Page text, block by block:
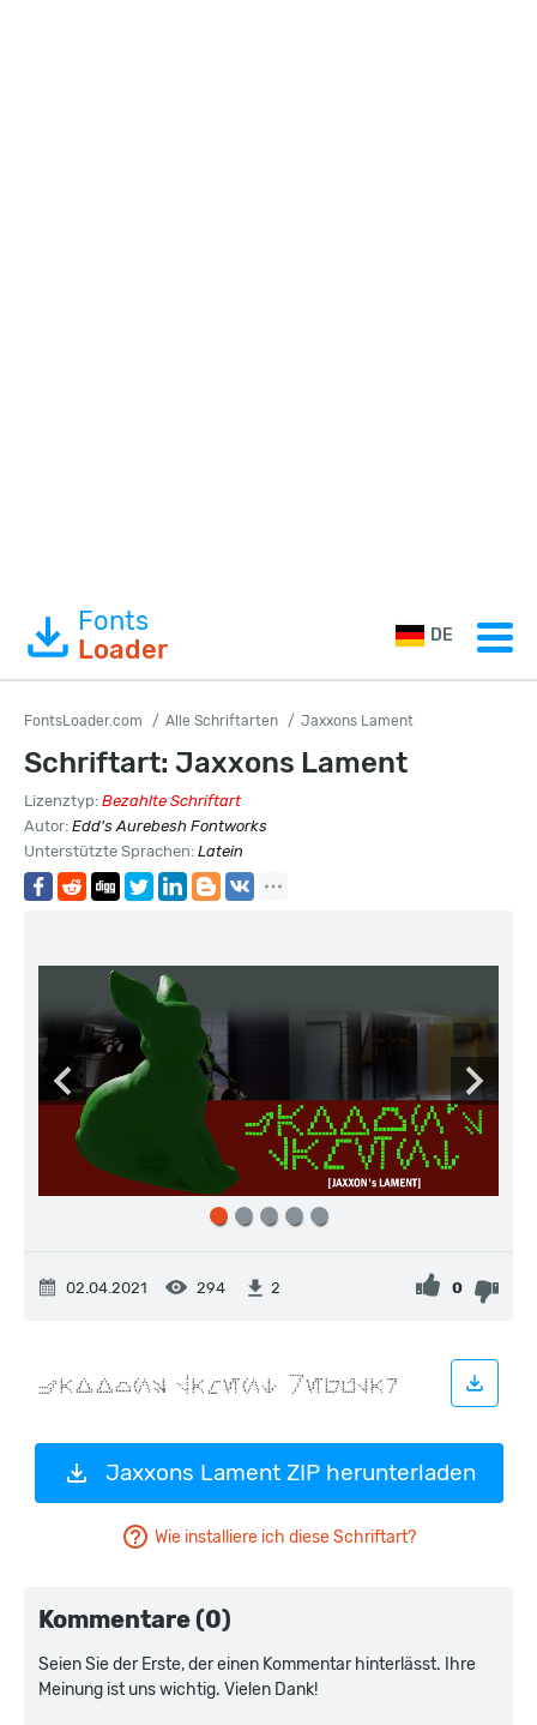
Fonts
Loader
DE
FontsLoader.com Alle Schriftarten Jaxxons Lament
Schriftart: Jaxxons Lament
Lizenztyp: Bezahlte Schriftart
Autor: Edd's Aurebesh Fontworks
Unterstützte Sprachen: Latein
02.04.2021 294 2 0
Jaxxons Lament ZIP herunterladen
Wie installiere ich diese Schriftart?
Kommentare (0)
Seien Sie der Erste, der einen Kommentar hinterlässt. Ihre
Meinung ist uns wichtig. Vielen Dank!